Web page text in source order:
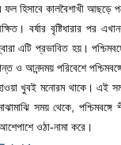
ফল হিসাবে কালবৈশাখী আছড়ে
বর্ষার বৃষ্টিধারার
এটি প্রভাবিত হয়।
আনন্দময় পরিবেশে
খুবই মনোরম থাকে। এই
সময় থেকে,
ওঠা-নামা করে।